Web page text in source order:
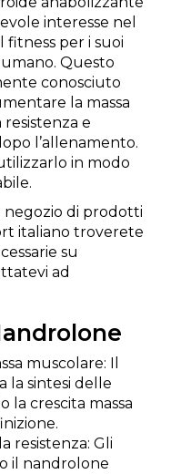
interesse nel
per i suoi
Questo
conosciuto
la massa
e
l’allenamento.
in modo
negozio di prodotti
italiano troverete
su
ad
muscolare: Il
la sintesi delle
la crescita massa
resistenza: Gli
il nandrolone